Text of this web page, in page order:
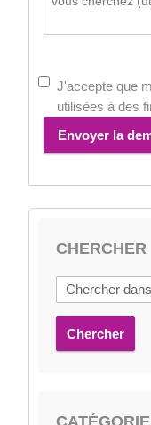
J'accepte que
utilisées à des
Envoyer la
CHERCHER
Chercher